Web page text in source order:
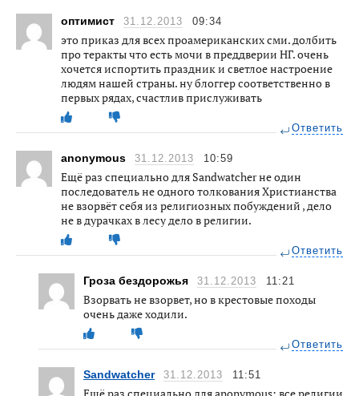
оптимист 31.12.2013 09:34
это приказ для всех проамериканских сми. долбить
про теракты что есть мочи в преддверии НГ. очень
хочется испортить праздник и светлое настроение
людям нашей страны. ну блоггер соответственно в
первых рядах, счастлив прислуживать
Ответить
anonymous 31.12.2013 10:59
Ещё раз специально для Sandwatcher не один
последователь не одного толкования Христианства
не взорвёт себя из религиозных побуждений , дело
не в дурачках в лесу дело в религии.
Ответить
Гроза бездорожья 31.12.2013 11:21
Взорвать не взорвет, но в крестовые походы
очень даже ходили.
Ответить
Sandwatcher 31.12.2013 11:51